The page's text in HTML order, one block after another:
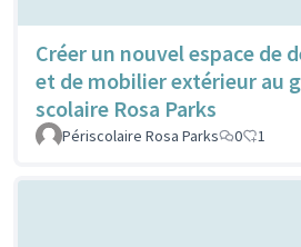
Créer un nouvel espace de
et de mobilier extérieur au
scolaire Rosa Parks
Périscolaire Rosa Parks 0 1